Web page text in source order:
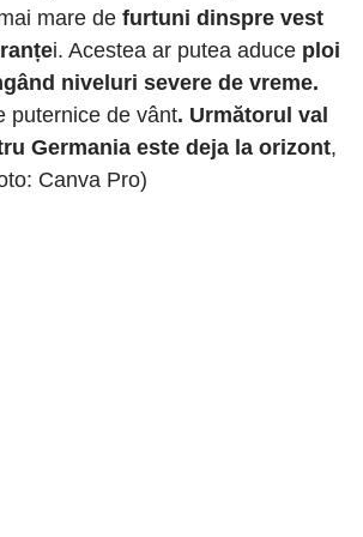
mare de furtuni dinspre vest
i. Acestea ar putea aduce ploi
niveluri severe de vreme.
puternice de vânt. Următorul val
Germania este deja la orizont,
Canva Pro)